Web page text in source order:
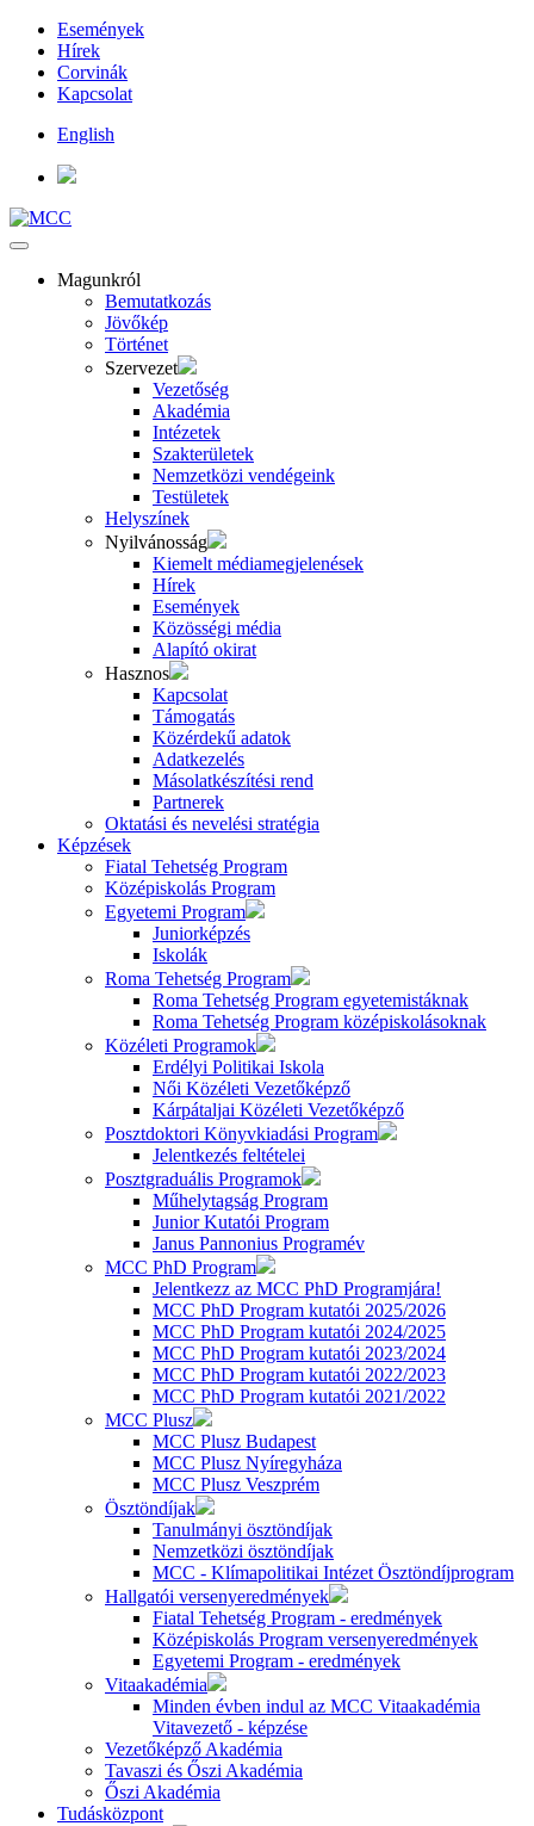
Események
Hírek
Corvinák
Kapcsolat
English
Magunkról
Bemutatkozás
Jövőkép
Történet
Szervezet
Vezetőség
Akadémia
Intézetek
Szakterületek
Nemzetközi vendégeink
Testületek
Helyszínek
Nyilvánosság
Kiemelt médiamegjelenések
Hírek
Események
Közösségi média
Alapító okirat
Hasznos
Kapcsolat
Támogatás
Közérdekű adatok
Adatkezelés
Másolatkészítési rend
Partnerek
Oktatási és nevelési stratégia
Képzések
Fiatal Tehetség Program
Középiskolás Program
Egyetemi Program
Juniorképzés
Iskolák
Roma Tehetség Program
Roma Tehetség Program egyetemistáknak
Roma Tehetség Program középiskolásoknak
Közéleti Programok
Erdélyi Politikai Iskola
Női Közéleti Vezetőképző
Kárpátaljai Közéleti Vezetőképző
Posztdoktori Könyvkiadási Program
Jelentkezés feltételei
Posztgraduális Programok
Műhelytagság Program
Junior Kutatói Program
Janus Pannonius Programév
MCC PhD Program
Jelentkezz az MCC PhD Programjára!
MCC PhD Program kutatói 2025/2026
MCC PhD Program kutatói 2024/2025
MCC PhD Program kutatói 2023/2024
MCC PhD Program kutatói 2022/2023
MCC PhD Program kutatói 2021/2022
MCC Plusz
MCC Plusz Budapest
MCC Plusz Nyíregyháza
MCC Plusz Veszprém
Ösztöndíjak
Tanulmányi ösztöndíjak
Nemzetközi ösztöndíjak
MCC - Klímapolitikai Intézet Ösztöndíjprogram
Hallgatói versenyeredmények
Fiatal Tehetség Program - eredmények
Középiskolás Program versenyeredmények
Egyetemi Program - eredmények
Vitaakadémia
Minden évben indul az MCC Vitaakadémia
Vitavezető - képzése
Vezetőképző Akadémia
Tavaszi és Őszi Akadémia
Őszi Akadémia
Tudásközpont